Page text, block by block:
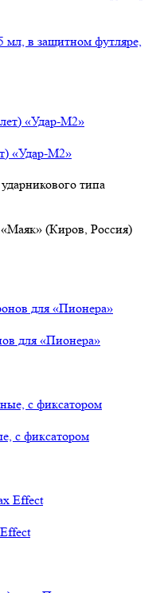
в защитном футляре,
«Удар-М2»
типа
(Киров, Россия)
для «Пионера»
с фиксатором